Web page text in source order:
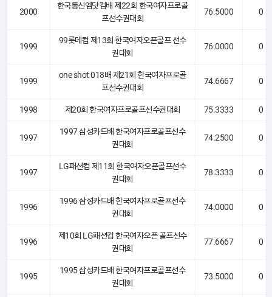
2000
한국통신엠닷컴배 제22회 한국여자프로골
프선수권대회
76.5000 0
1999
99롯데컵 제13회 한국여자오픈골프 선수
권대회
76.0000 0
1999
one shot 018배 제21회 한국여자프로골
프선수권대회
74.6667 0
1998 제20회 한국여자프로골프선수권대회 75.3333 0
1997
1997 삼성카드배 한국여자프로골프선수
권대회
74.2500 0
1997
LG패션컵 제11회 한국여자오픈골프선수
권대회
78.3333 0
1996
1996 삼성카드배 한국여자프로골프선수
권대회
74.0000 0
1996
제10회 LG패션컵 한국여자오픈 골프선수
권대회
77.6667 0
1995
1995 삼성카드배 한국여자프로골프선수
권대회
73.5000 0